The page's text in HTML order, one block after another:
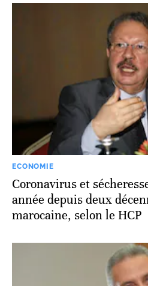
ECONOMIE
Coronavirus et
année depuis deux
marocaine, selon le HCP